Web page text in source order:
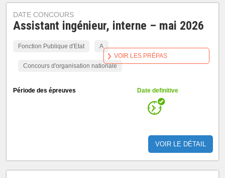
DATE CONCOURS
Assistant ingénieur, interne – mai 2026
Fonction Publique d'Etat A
Concours d'organisation nationale
Période des épreuves Date definitive
VOIR LE DÉTAIL
VOIR LES PRÉPAS